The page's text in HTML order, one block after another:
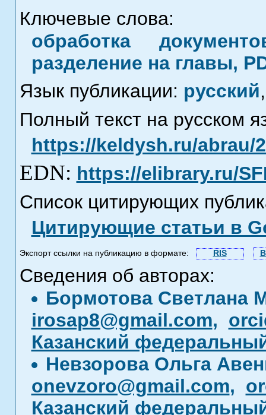
Ключевые слова:
обработка
разделение на главы,
Язык публикации: русский,
Полный текст на русском
https://keldysh.ru/abrau/
EDN: https://elibrary.ru/
Список цитирующих
Цитирующие статьи в
Экспорт ссылки на публикацию в формате: RIS
Сведения об авторах:
Бормотова Светлана
irosap8@gmail.com,
Казанский
Невзорова Ольга
onevzoro@gmail.com,
Казанский